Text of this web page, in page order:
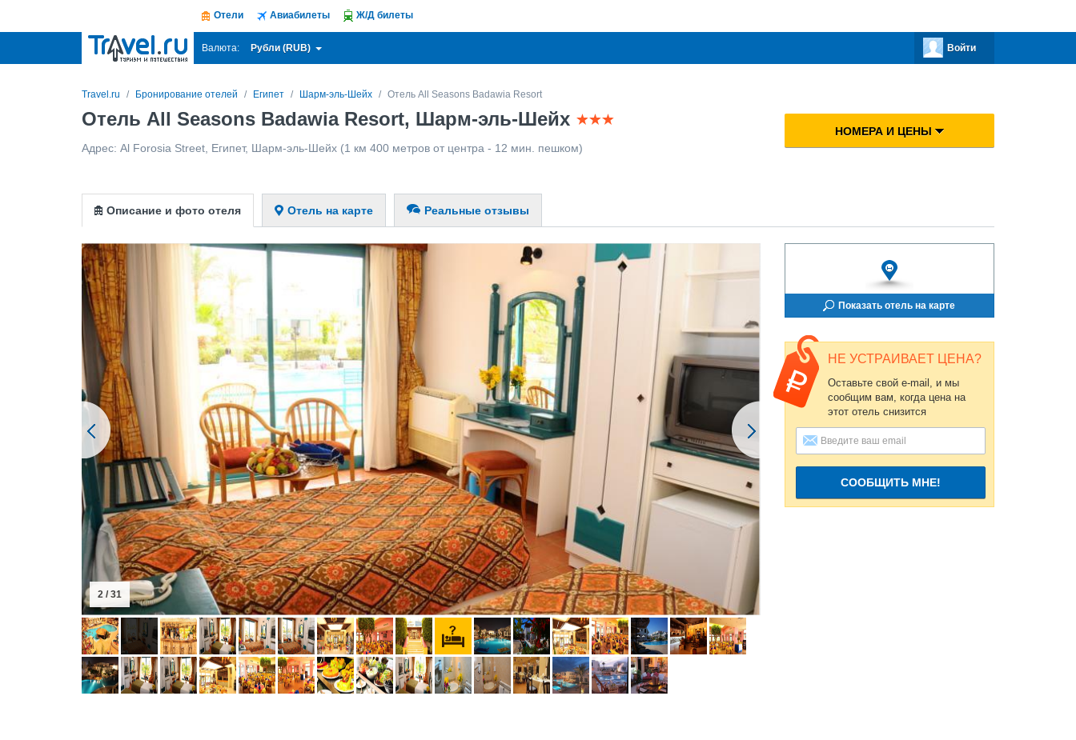
Отели Авиабилеты Ж/Д билеты
Валюта: Рубли (RUB) Войти
Travel.ru Бронирование отелей Египет Шарм-эль-Шейх Отель All Seasons Badawia Resort
Отель All Seasons Badawia Resort, Шарм-эль-Шейх
Адрес: Al Forosia Street Египет, Шарм-эль-Шейх (1 км 400 метров от центра - 12 мин. пешком)
НОМЕРА И ЦЕНЫ
Описание и фото отеля Отель на карте Реальные отзывы
2 / 31
Показать отель на карте
НЕ УСТРАИВАЕТ ЦЕНА?
Оставьте свой e-mail, и мы
сообщим вам, когда цена на
этот отель снизится
СООБЩИТЬ МНЕ!